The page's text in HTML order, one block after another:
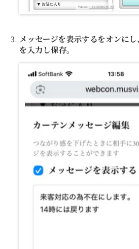
メッセージを表示するをオンに
を入力し保存。